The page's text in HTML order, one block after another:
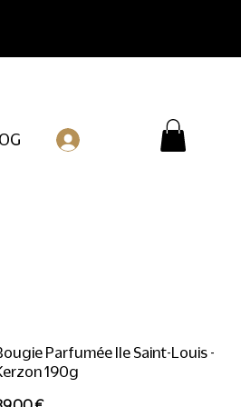
Parfumée Ile Saint-Louis -
190g